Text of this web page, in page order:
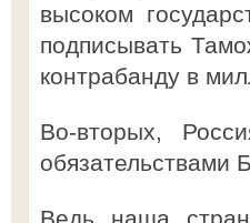
высоком
подписывать
контрабанду в
Во-вторых,
обязательствами